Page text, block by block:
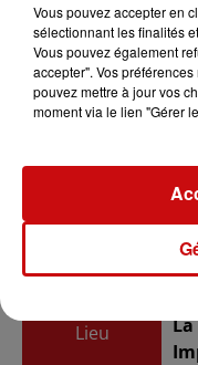
Tarif
Lieu
Vous pouvez accepter en
sélectionnant les finalités
Vous pouvez également
accepter". Vos
pouvez mettre à jour vos
moment via le lien "Gérer